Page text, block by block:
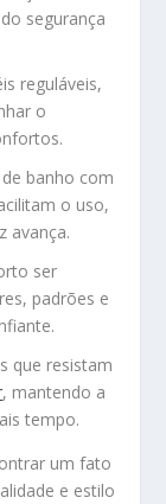
segurança
reguláveis,
o
banho com
o uso,
avança.
ser
padrões e
que resistam
, mantendo a
tempo.
um fato
e estilo